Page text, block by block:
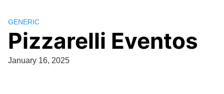
GENERIC
Pizzarelli Eventos
January 16, 2025